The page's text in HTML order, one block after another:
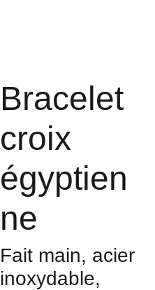
Bracelet
croix
égyptien
ne
Fait main, acier
inoxydable,